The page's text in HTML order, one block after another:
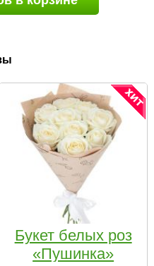
Букет белых роз
«Пушинка»